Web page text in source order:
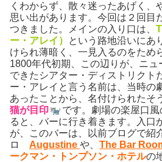
くわからず、散々迷ったあげく、
思い出があります。今回は２回目
つきました。メインの入り口は、
ー・アレイ）
という路地沿いにあ
けられ薄暗く、一見入るのをため
1800年代初期、この辺りが、ニュ
できたシアター・ディストリクト
ー・アレイと言う名前は、当時の
あったことから、名付けられたそ
猫が目印
です。劇場の楽屋口
ると、バーに行き着きます。入口
が、このバーは、以前ブログで紹
ロ Augustine や、 The Bar
ークマン・トンプソン・ホテルの